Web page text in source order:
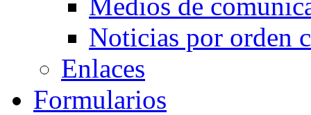
Noticias por orden
Enlaces
Formularios